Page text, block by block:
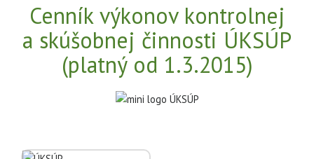
Cenník výkonov kontrolnej
a skúšobnej činnosti ÚKSÚP
(platný od 1.3.2015)